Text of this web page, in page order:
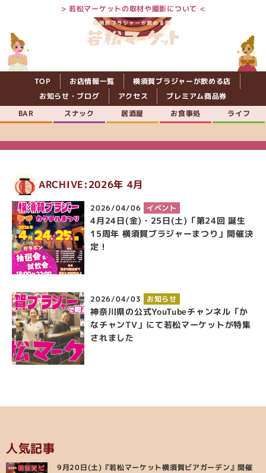
> 若松マーケットの取材や撮影について <
TOP お店情報一覧
横須賀ブラジャーが飲める店
お知らせ・ブログ
アクセス
プレミアム商品券
BAR
スナック 居酒屋 お食事処 ライフ
ARCHIVE:2026年 4月
2026/04/06 イベント
4月24日(金)・25日(土)「第24回 誕生
15周年 横須賀ブラジャーまつり」開催決
定！
2026/04/03 お知らせ
神奈川県の公式YouTubeチャンネル「か
なチャンTV」にて若松マーケットが特集
されました
人気記事
9月20日(土)『若松マーケット横須賀ビアガーデン』開催